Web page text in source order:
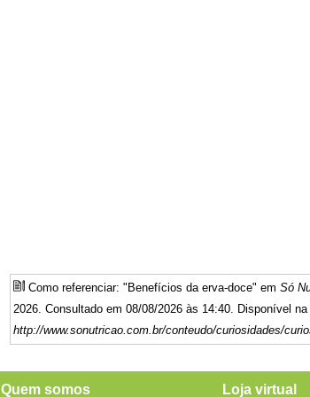
Como referenciar: "Benefícios da erva-doce" em Só
2026. Consultado em 08/08/2026 às 14:40. Disponível
http://www.sonutricao.com.br/conteudo/curiosidades/
Quem somos Loja virtual